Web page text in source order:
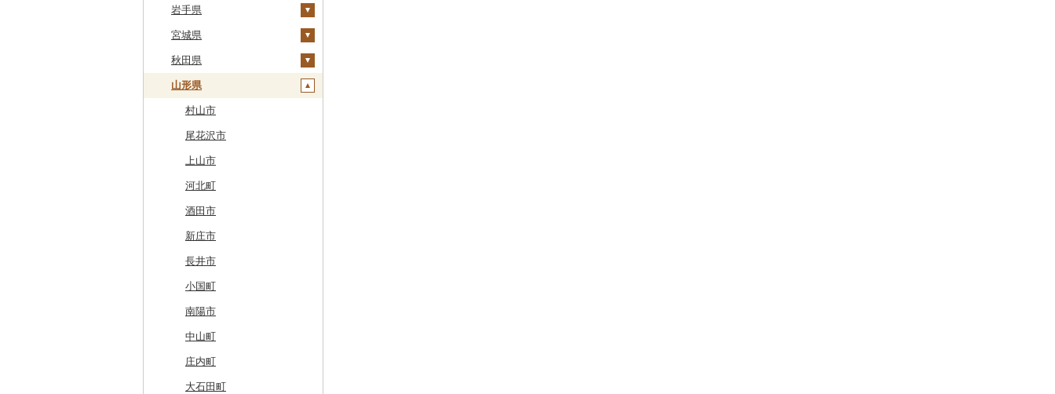
鹿部町
江差町
白老町
せたな町
旭川市
森町
稚内市
標津町
清里町
北斗市
留萌市
白糠町
釧路町
名寄市
美唄市
厚岸町
十和田市
大鰐町
南部町
五戸町
藤崎町
六ヶ所村
東北町
三戸町
東通村
黒石市
おいらせ町
鶴田町
階上町
深浦町
青森市
田子町
岩手県
宮古市
軽米町
岩手町
矢巾町
釜石市
野田村
普代村
一戸町
陸前高田市
紫波町
滝沢市
住田町
葛巻町
花巻市
岩泉町
宮城県
柴田町
色麻町
丸森町
大衡村
加美町
利府町
白石市
登米市
山元町
名取市
川崎町
村田町
栗原市
富谷市
秋田県
大潟村
横手市
能代市
小坂町
仙北市
井川町
潟上市
三種町
藤里町
湯沢市
大館市
由利本荘市
にかほ市
山形県
村山市
尾花沢市
上山市
河北町
酒田市
新庄市
長井市
小国町
南陽市
中山町
庄内町
大石田町